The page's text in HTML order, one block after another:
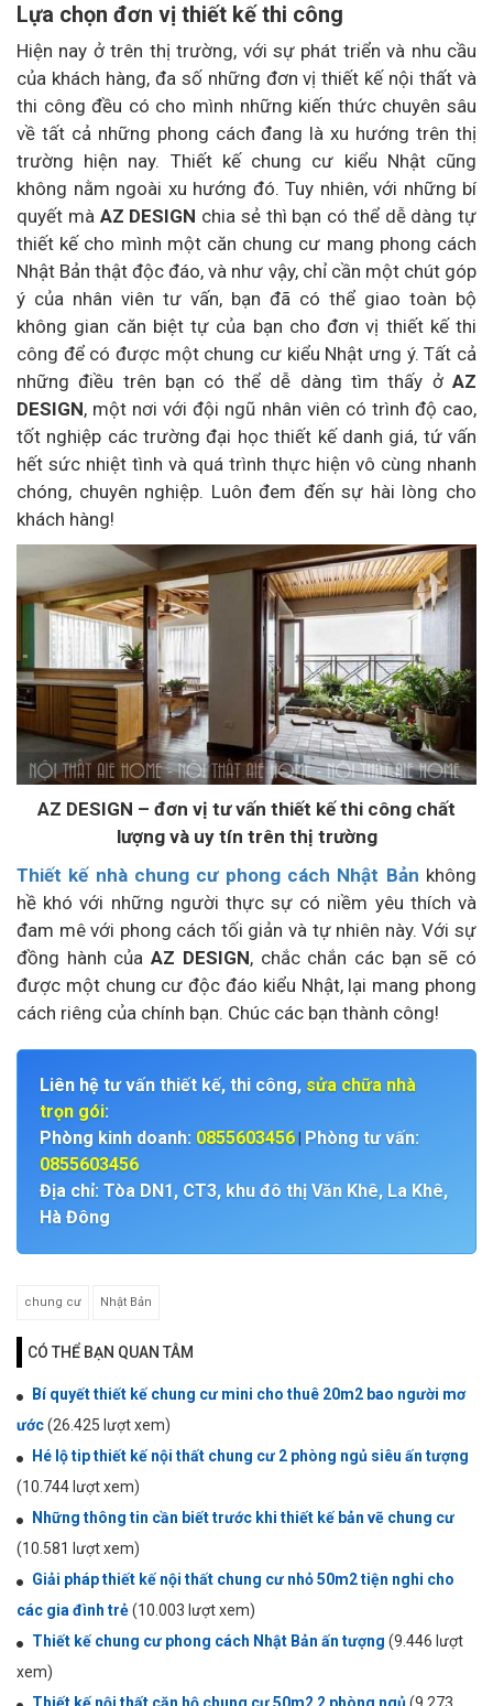
Lựa chọn đơn vị thiết kế thi công
Hiện nay ở trên thị trường, với sự phát triển và nhu cầu
của khách hàng, đa số những đơn vị thiết kế nội thất và
thi công đều có cho mình những kiến thức chuyên sâu
về tất cả những phong cách đang là xu hướng trên thị
trường hiện nay. Thiết kế chung cư kiểu Nhật cũng
không nằm ngoài xu hướng đó. Tuy nhiên, với những bí
quyết mà AZ DESIGN chia sẻ thì bạn có thể dễ dàng tự
thiết kế cho mình một căn chung cư mang phong cách
Nhật Bản thật độc đáo, và như vậy, chỉ cần một chút góp
ý của nhân viên tư vấn, bạn đã có thể giao toàn bộ
không gian căn biệt tự của bạn cho đơn vị thiết kế thi
công để có được một chung cư kiểu Nhật ưng ý. Tất cả
những điều trên bạn có thể dễ dàng tìm thấy ở AZ
DESIGN, một nơi với đội ngũ nhân viên có trình độ cao,
tốt nghiệp các trường đại học thiết kế danh giá, tứ vấn
hết sức nhiệt tình và quá trình thực hiện vô cùng nhanh
chóng, chuyên nghiệp. Luôn đem đến sự hài lòng cho
khách hàng!
AZ DESIGN – đơn vị tư vấn thiết kế thi công chất
lượng và uy tín trên thị trường
Thiết kế nhà chung cư phong cách Nhật Bản không
hề khó với những người thực sự có niềm yêu thích và
đam mê với phong cách tối giản và tự nhiên này. Với sự
đồng hành củaAZ DESIGN, chắc chắn các bạn sẽ có
được một chung cư độc đáo kiểu Nhật, lại mang phong
cách riêng của chính bạn. Chúc các bạn thành công!
Liên hệ tư vấn thiết kế, thi công, sửa chữa nhà
trọn gói:
Phòng kinh doanh: 0855603456 Phòng tư vấn:
0855603456
Địa chỉ: Tòa DN1, CT3, khu đô thị Văn Khê, La Khê,
Hà Đông
chung cư Nhật Bản
CÓ THỂ BẠN QUAN TÂM
Bí quyết thiết kế chung cư mini cho thuê 20m2 bao người mơ
ước(26.425 lượt xem)
Hé lộ tip thiết kế nội thất chung cư 2 phòng ngủ siêu ấn tượng
(10.744 lượt xem)
Những thông tin cần biết trước khi thiết kế bản vẽ chung cư
(10.581 lượt xem)
Giải pháp thiết kế nội thất chung cư nhỏ 50m2 tiện nghi cho
các gia đình trẻ(10.003 lượt xem)
Thiết kế chung cư phong cách Nhật Bản ấn tượng (9.446 lượt
xem)
Thiết kế nội thất căn hộ chung cư 50m2 2 phòng ngủ(9.273